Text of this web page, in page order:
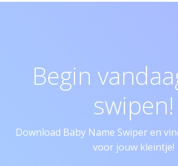
Begin
swipen!
Download Baby Name Swiper en
voor jouw kleintje!